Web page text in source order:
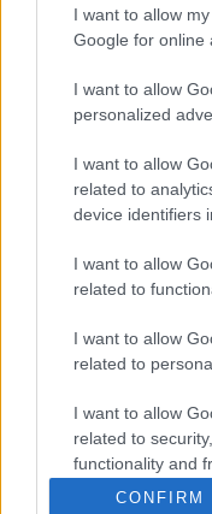
I want to allow
Google for online
I want to allow
personalized
I want to allow
related to
device identifiers
I want to allow
related to
I want to allow
related to
I want to allow
related to
functionality and
user protection.
CONFIRM
Το 1998
στο Δήμο
Λέοντα Αυδή
υπήρξε
Α΄περιφέρεια
Επιτροπή
Αντιπροσωπείας
με τα
Αφρικής και
από το κόμμα.
Διαβάστε
Γη: Η